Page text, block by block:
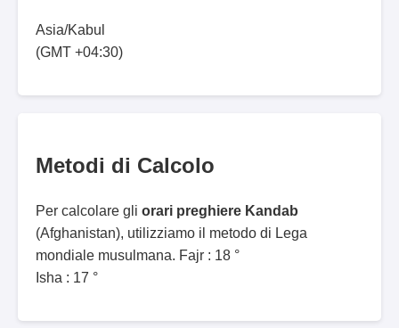
Asia/Kabul
(GMT +04:30)
Metodi di Calcolo
Per calcolare gli orari preghiere Kandab
(Afghanistan), utilizziamo il metodo di Lega
mondiale musulmana. Fajr : 18 °
Isha : 17 °